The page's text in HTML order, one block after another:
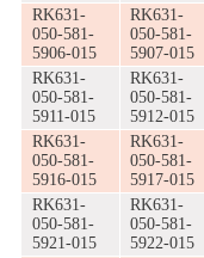
RK631-
050-581-
5906-015
RK631-
050-581-
5907-015
RK631-
050-581-
5911-015
RK631-
050-581-
5912-015
RK631-
050-581-
5916-015
RK631-
050-581-
5917-015
RK631-
050-581-
5921-015
RK631-
050-581-
5922-015